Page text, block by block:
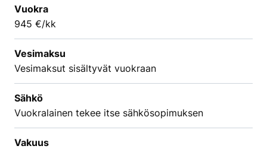
Vuokra
945 €/kk
Vesimaksu
Vesimaksut sisältyvät vuokraan
Sähkö
Vuokralainen tekee itse sähkösopimuksen
Vakuus